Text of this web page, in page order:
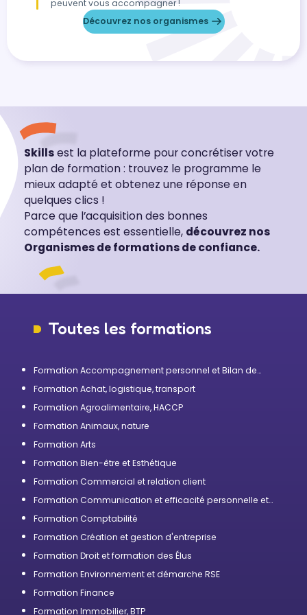
peuvent vous accompagner !
Découvrez nos organismes
Skillsest la plateforme pour concrétiser votre
plan de formation : trouvez le programme le
mieux adapté et obtenez une réponse en
quelques clics !
Parce que l’acquisition des bonnes
compétences est essentielle, découvrez nos
Organismes de formations de confiance.
Toutes les formations
Formation Accompagnement personnel et Bilan de
Formation Achat, logistique, transport
Formation Agroalimentaire, HACCP
Formation Animaux, nature
Formation Arts
Formation Bien-être et Esthétique
Formation Commercial et relation client
Formation Communication et efficacité personnelle et
Formation Comptabilité
Formation Création et gestion d'entreprise
Formation Droit et formation des Élus
Formation Environnement et démarche RSE
Formation Finance
Formation Immobilier, BTP